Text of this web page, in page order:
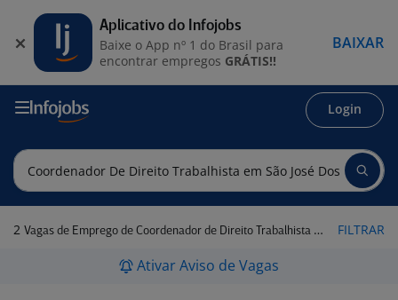
Login
2 Vagas de Emprego de Coordenador de Direito Trabalhista em São José dos Campos - SP FILTRAR
Ativar Aviso de Vagas
Aplicativo do Infojobs
Baixe o App nº 1 do Brasil para
encontrar empregos GRÁTIS!!
BAIXAR